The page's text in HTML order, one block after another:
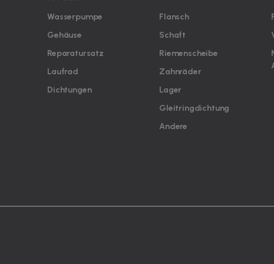
Wasserpumpe
Gehäuse
Reparatursatz
Laufrad
Dichtungen
Flansch
Schaft
Riemenscheibe
Zahnräder
Lager
Gleitringdichtung
Andere